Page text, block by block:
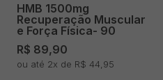
HMB 1500mg
Recuperação Muscular
e Força Física- 90
doses
R$ 89,90
ou até 2x de R$ 44,95